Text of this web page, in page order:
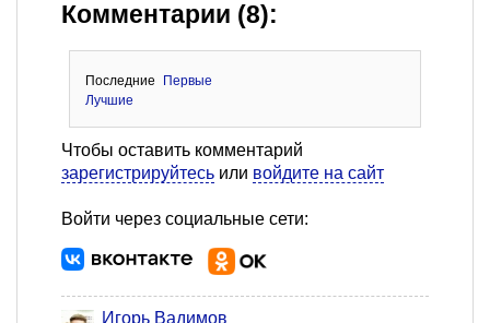
Комментарии (8):
Последние
Первые
Лучшие
Чтобы оставить комментарий
зарегистрируйтесь или войдите на сайт
Войти через социальные сети:
Игорь Вадимов